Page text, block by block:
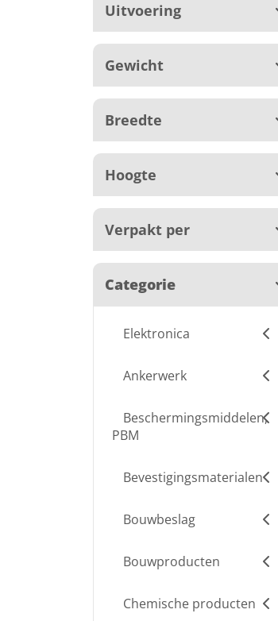
Uitvoering
Gewicht
Breedte
Hoogte
Verpakt per
Categorie
Elektronica
Ankerwerk
Beschermingsmiddelen,
PBM
Bevestigingsmaterialen
Bouwbeslag
Bouwproducten
Chemische producten